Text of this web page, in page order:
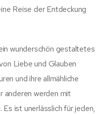
Reise der Entdeckung
wunderschön gestaltetes
Liebe und Glauben
und ihre allmähliche
anderen werden mit
ist unerlässlich für jeden,